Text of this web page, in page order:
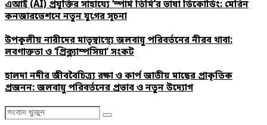
এআই (AI) প্রযুক্তির সাহায্যে ‘স্পার্ম তিমি’র ভাষা ডিকোডিং: মেরিন
কনজারভেশনে নতুন যুগের সূচনা
উপকূলীয় নারীদের মাতৃস্বাস্থ্যে জলবায়ু পরিবর্তনের নীরব থাবা:
লবণাক্ততা ও ‘প্রিক্ল্যাম্পসিয়া’ সংকট
হালদা নদীর জীববৈচিত্র্য রক্ষা ও কার্প জাতীয় মাছের প্রাকৃতিক
প্রজনন: জলবায়ু পরিবর্তনের প্রভাব ও নতুন উদ্যোগ
Search
Search